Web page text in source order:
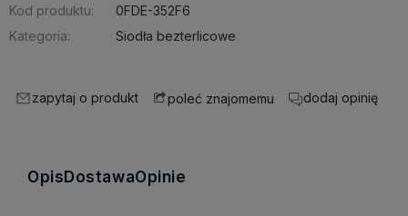
Kod produktu:
0FDE-352F6
Kategoria:
Siodła bezterlicowe
zapytaj o produkt poleć znajomemu dodaj opinię
Opis DostawaOpinie